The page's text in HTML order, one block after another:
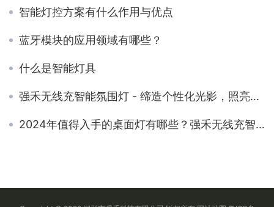
智能灯控方案有什么作用与优点
蓝牙模块的应用领域有哪些？
什么是智能灯具
强禾无线充智能氛围灯 - 缔造个性化光影，照亮生活乐趣
2024年值得入手的桌面灯有哪些？强禾无线充智能氛围灯自用评测